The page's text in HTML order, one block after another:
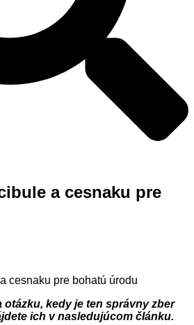
a cesnaku pre
kedy je ten správny zber
ich v nasledujúcom článku.